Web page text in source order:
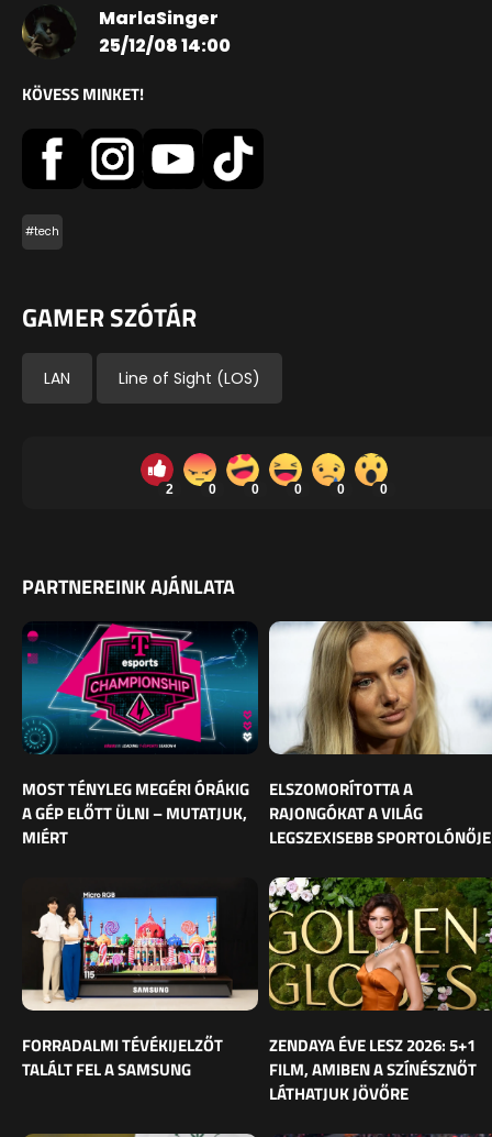
MarlaSinger
25/12/08 14:00
KÖVESS MINKET!
#tech
GAMER SZÓTÁR
LAN Line of Sight (LOS)
2 0 0 0 0 0
PARTNEREINK AJÁNLATA
MOST TÉNYLEG MEGÉRI ÓRÁKIG
A GÉP ELŐTT ÜLNI – MUTATJUK,
MIÉRT
ELSZOMORÍTOTTA A
RAJONGÓKAT A VILÁG
LEGSZEXISEBB SPORTOLÓNŐJE
FORRADALMI TÉVÉKIJELZŐT
TALÁLT FEL A SAMSUNG
ZENDAYA ÉVE LESZ 2026: 5+1
FILM, AMIBEN A SZÍNÉSZNŐT
LÁTHATJUK JÖVŐRE